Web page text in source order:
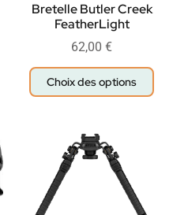
Bretelle Butler Creek
FeatherLight
62,00 €
Choix des options